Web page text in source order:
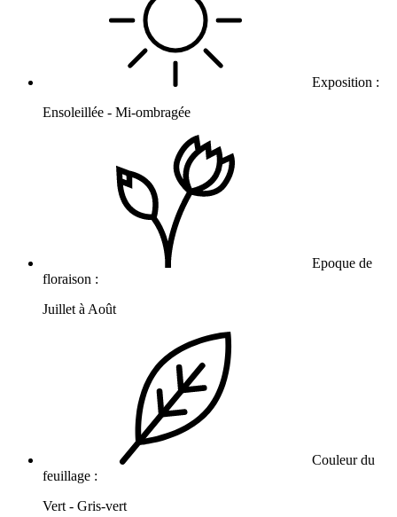
Exposition :
Ensoleillée - Mi-ombragée
Epoque de
floraison :
Juillet à Août
Couleur du
feuillage :
Vert - Gris-vert